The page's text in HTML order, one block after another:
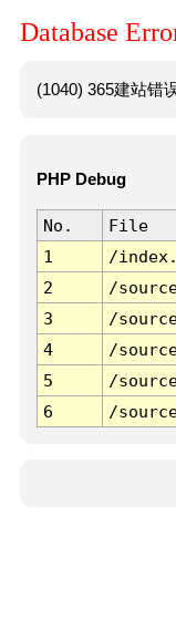
Database
(1040) 365建站错
PHP Debug
No. File
1
/
2
/
3
/
4
/
5
/
6
/